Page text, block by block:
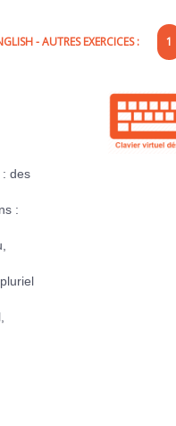
- AUTRES EXERCICES : 1
des
: